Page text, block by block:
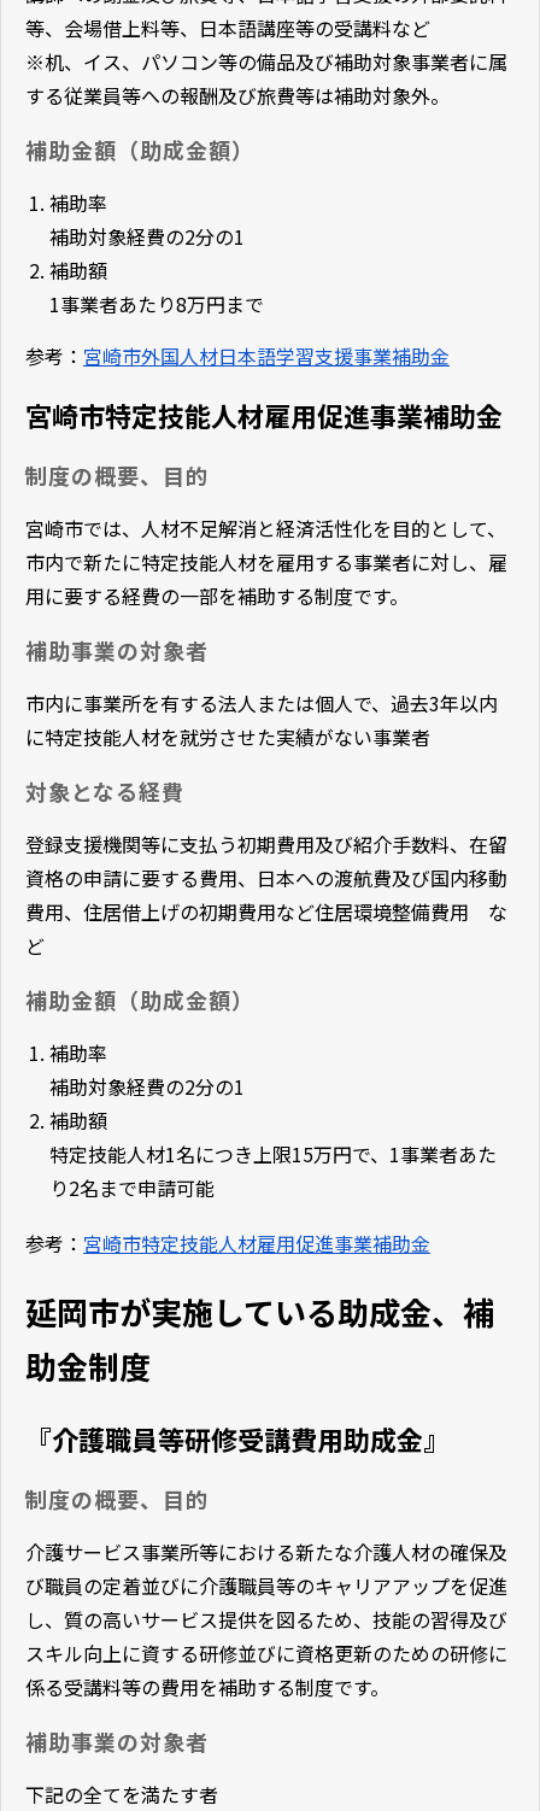
等、会場借上料等、日本語講座等の受講料など
※机、イス、パソコン等の備品及び補助対象事業者に属
する従業員等への報酬及び旅費等は補助対象外。
補助金額（助成金額）
補助率
補助対象経費の2分の1
補助額
1事業者あたり8万円まで
参考： 宮崎市外国人材日本語学習支援事業補助金
宮崎市特定技能人材雇用促進事業補助金
制度の概要、目的
宮崎市では、人材不足解消と経済活性化を目的として、
市内で新たに特定技能人材を雇用する事業者に対し、雇
用に要する経費の一部を補助する制度です。
補助事業の対象者
市内に事業所を有する法人または個人で、過去3年以内
に特定技能人材を就労させた実績がない事業者
対象となる経費
登録支援機関等に支払う初期費用及び紹介手数料、在留
資格の申請に要する費用、日本への渡航費及び国内移動
費用、住居借上げの初期費用など住居環境整備費用 な
ど
補助金額（助成金額）
補助率
補助対象経費の2分の1
補助額
特定技能人材1名につき上限15万円で、1事業者あた
り2名まで申請可能
参考： 宮崎市特定技能人材雇用促進事業補助金
延岡市が実施している助成金、補
助金制度
『介護職員等研修受講費用助成金』
制度の概要、目的
介護サービス事業所等における新たな介護人材の確保及
び職員の定着並びに介護職員等のキャリアアップを促進
し、質の高いサービス提供を図るため、技能の習得及び
スキル向上に資する研修並びに資格更新のための研修に
係る受講料等の費用を補助する制度です。
補助事業の対象者
下記の全てを満たす者